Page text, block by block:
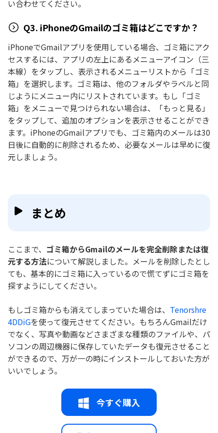
い合わせてください。
Q3. iPhoneのGmailのゴミ箱はどこですか？
iPhoneでGmailアプリを使用している場合、ゴミ箱にアク
セスするには、アプリの左上にあるメニューアイコン（三
本線）をタップし、表示されるメニューリストから「ゴミ
箱」を選択します。ゴミ箱は、他のフォルダやラベルと同
じようにメニュー内にリストされています。もし「ゴミ
箱」をメニューで見つけられない場合は、「もっと見る」
をタップして、追加のオプションを表示させることができ
ます。iPhoneのGmailアプリでも、ゴミ箱内のメールは30
日後に自動的に削除されるため、必要なメールは早めに復
元しましょう。
まとめ
ここまで、 ゴミ箱からGmailのメールを完全削除または復
元する方法について解説しました。メールを削除したとし
ても、基本的にゴミ箱に入っているので慌てずにゴミ箱を
探すようにしてください。
もしゴミ箱からも消えてしまっていた場合は、 Tenorshre
4DDiGを使って復元させてください。もちろんGmailだけ
でなく、写真や動画などさまざまな種類のファイルや、パ
ソコンの周辺機器に保存していたデータも復元させること
ができるので、万が一の時にインストールしておいた方が
いいでしょう。
今すぐ購入